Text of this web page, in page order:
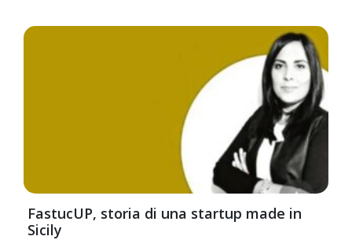
FastucUP, storia di una startup made in
Sicily